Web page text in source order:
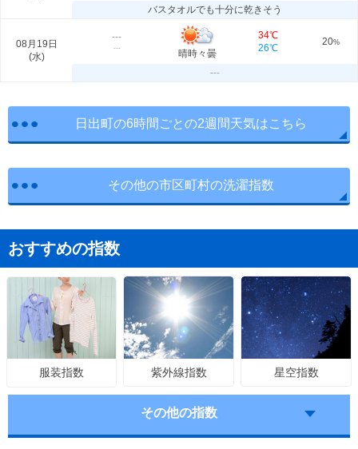
バスタオルでも十分に乾きそう
08月19日
(水)
---
---
晴時々曇
34℃
26℃
20%
---
日出町の6時間ごとの2週間天気はこちら
その他の市区町村の洗濯指数
おすすめの指数
服装指数 紫外線指数 星空指数
その他の指数